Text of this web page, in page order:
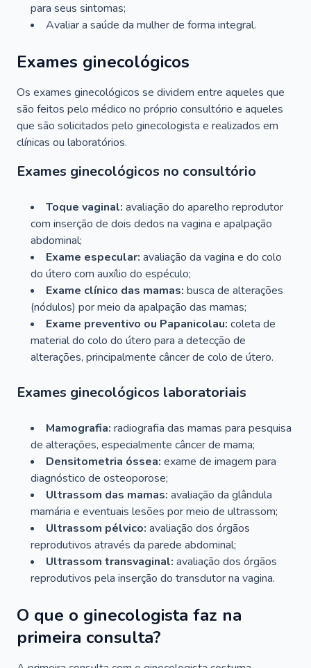
para seus sintomas;
Avaliar a saúde da mulher de forma integral.
Exames ginecológicos
Os exames ginecológicos se dividem entre aqueles que
são feitos pelo médico no próprio consultório e aqueles
que são solicitados pelo ginecologista e realizados em
clínicas ou laboratórios.
Exames ginecológicos no consultório
Toque vaginal: avaliação do aparelho reprodutor
com inserção de dois dedos na vagina e apalpação
abdominal;
Exame especular: avaliação da vagina e do colo
do útero com auxílio do espéculo;
Exame clínico das mamas: busca de alterações
(nódulos) por meio da apalpação das mamas;
Exame preventivo ou Papanicolau: coleta de
material do colo do útero para a detecção de
alterações, principalmente câncer de colo de útero.
Exames ginecológicos laboratoriais
Mamografia: radiografia das mamas para pesquisa
de alterações, especialmente câncer de mama;
Densitometria óssea: exame de imagem para
diagnóstico de osteoporose;
Ultrassom das mamas: avaliação da glândula
mamária e eventuais lesões por meio de ultrassom;
Ultrassom pélvico: avaliação dos órgãos
reprodutivos através da parede abdominal;
Ultrassom transvaginal: avaliação dos órgãos
reprodutivos pela inserção do transdutor na vagina.
O que o ginecologista faz na
primeira consulta?